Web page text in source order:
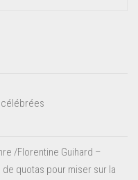
célébrées
/Florentine Guihard –
quotas pour miser sur la